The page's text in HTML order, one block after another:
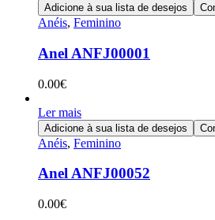
Adicione à sua lista de desejos
Anéis, Feminino
Anel ANFJ00001
0.00€
Ler mais
Adicione à sua lista de desejos
Anéis, Feminino
Anel ANFJ00052
0.00€